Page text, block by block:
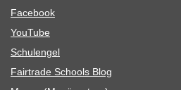
Face­book
You­Tube
Schul­en­gel
Fair­trade Schools Blog